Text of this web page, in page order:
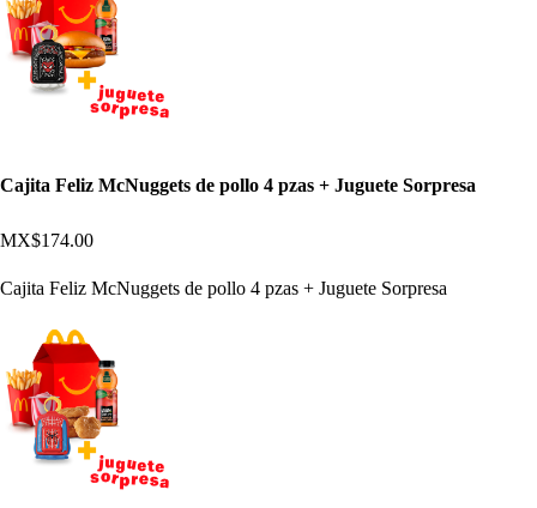
Cajita Feliz McNuggets de pollo 4 pzas + Juguete Sorpresa
MX$174.00
Cajita Feliz McNuggets de pollo 4 pzas + Juguete Sorpresa